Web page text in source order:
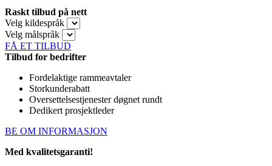
Raskt tilbud på nett
Velg kildespråk
Velg målspråk
FÅ ET TILBUD
Tilbud for bedrifter
Fordelaktige rammeavtaler
Storkunderabatt
Oversettelsestjenester døgnet rundt
Dedikert prosjektleder
BE OM INFORMASJON
Med kvalitetsgaranti!